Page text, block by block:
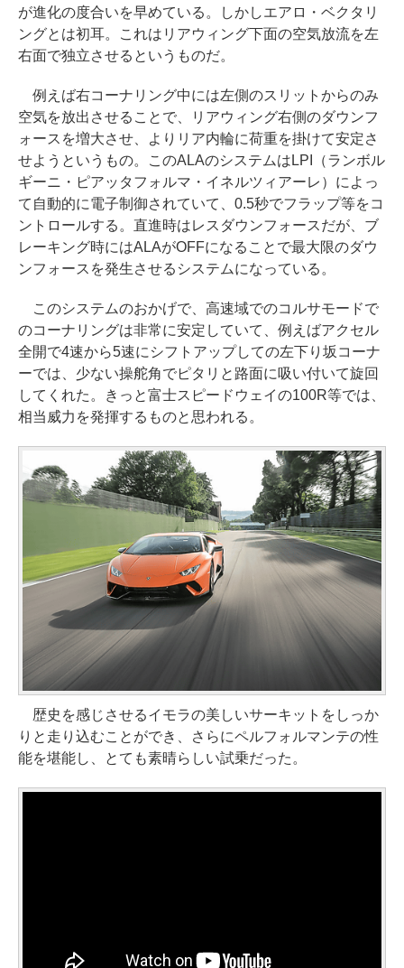
が進化の度合いを早めている。しかしエアロ・ベクタリ
ングとは初耳。これはリアウィング下面の空気放流を左
右面で独立させるというものだ。
例えば右コーナリング中には左側のスリットからのみ
空気を放出させることで、リアウィング右側のダウンフ
ォースを増大させ、よりリア内輪に荷重を掛けて安定さ
せようというもの。このALAのシステムはLPI（ランボル
ギーニ・ピアッタフォルマ・イネルツィアーレ）によっ
て自動的に電子制御されていて、0.5秒でフラップ等をコ
ントロールする。直進時はレスダウンフォースだが、ブ
レーキング時にはALAがOFFになることで最大限のダウ
ンフォースを発生させるシステムになっている。
このシステムのおかげで、高速域でのコルサモードで
のコーナリングは非常に安定していて、例えばアクセル
全開で4速から5速にシフトアップしての左下り坂コーナ
ーでは、少ない操舵角でピタリと路面に吸い付いて旋回
してくれた。きっと富士スピードウェイの100R等では、
相当威力を発揮するものと思われる。
歴史を感じさせるイモラの美しいサーキットをしっか
りと走り込むことができ、さらにペルフォルマンテの性
能を堪能し、とても素晴らしい試乗だった。